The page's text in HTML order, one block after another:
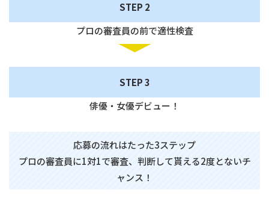
STEP 2
プロの審査員の前で適性検査
STEP 3
俳優・女優デビュー！
応募の流れはたった3ステップ
プロの審査員に1対1で審査、判断して貰える2度とないチ
ャンス！